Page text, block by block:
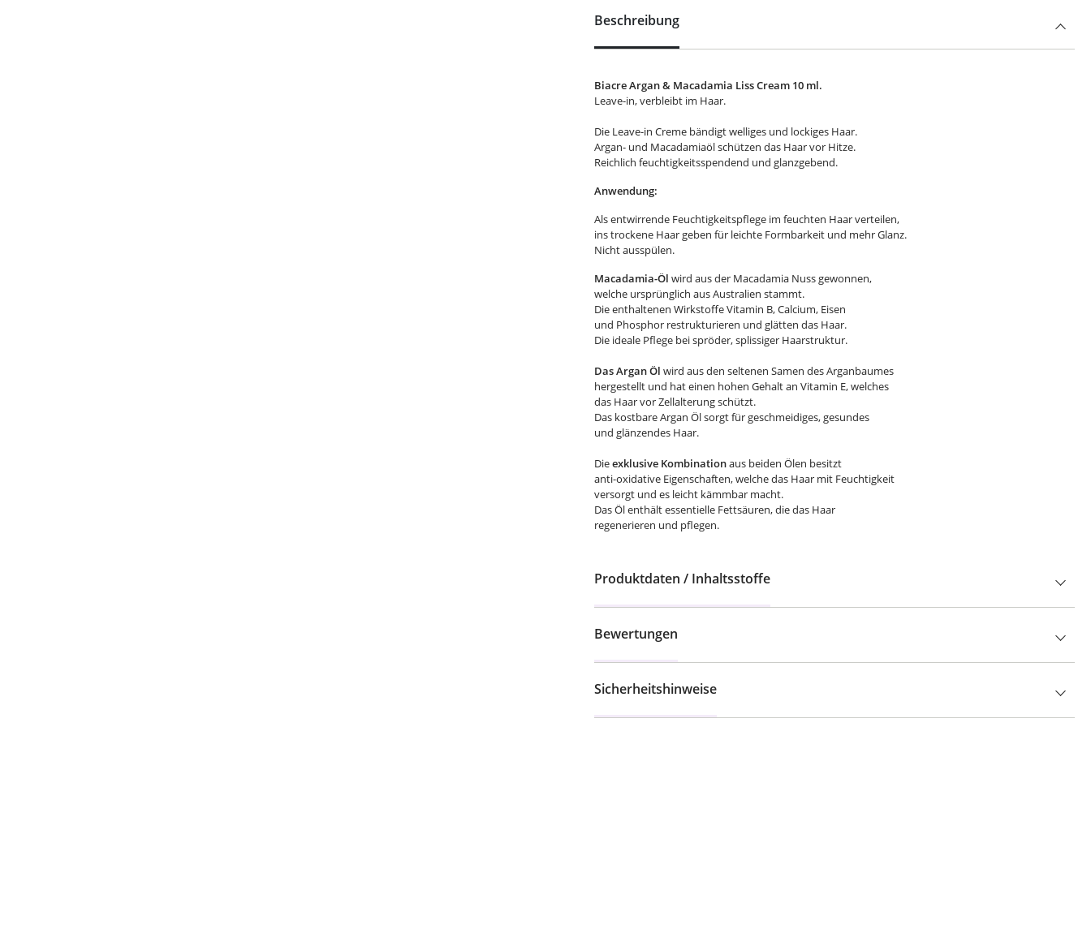
Beschreibung
Biacre Argan & Macadamia Liss Cream 10 ml.
Leave-in, verbleibt im Haar.
Die Leave-in Creme bändigt welliges und lockiges Haar.
Argan- und Macadamiaöl schützen das Haar vor Hitze.
Reichlich feuchtigkeitsspendend und glanzgebend.
Anwendung:
Als entwirrende Feuchtigkeitspflege im feuchten Haar verteilen,
ins trockene Haar geben für leichte Formbarkeit und mehr Glanz.
Nicht ausspülen.
Macadamia-Öl wird aus der Macadamia Nuss gewonnen,
welche ursprünglich aus Australien stammt.
Die enthaltenen Wirkstoffe Vitamin B, Calcium, Eisen
und Phosphor restrukturieren und glätten das Haar.
Die ideale Pflege bei spröder, splissiger Haarstruktur.
Das Argan Öl wird aus den seltenen Samen des Arganbaumes
hergestellt und hat einen hohen Gehalt an Vitamin E, welches
das Haar vor Zellalterung schützt.
Das kostbare Argan Öl sorgt für geschmeidiges, gesundes
und glänzendes Haar.
Dieexklusive Kombinationaus beiden Ölen besitzt
anti-oxidative Eigenschaften, welche das Haar mit Feuchtigkeit
versorgt und es leicht kämmbar macht.
Das Öl enthält essentielle Fettsäuren, die das Haar
regenerieren und pflegen.
Produktdaten / Inhaltsstoffe
Bewertungen
Sicherheitshinweise